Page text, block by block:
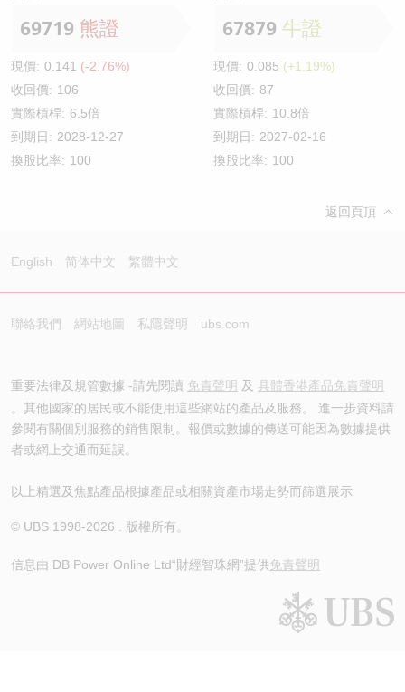
69719 熊證
現價: 0.141 (-2.76%)
收回價: 106
實際槓桿: 6.5倍
到期日: 2028-12-27
換股比率: 100
67879 牛證
現價: 0.085 (+1.19%)
收回價: 87
實際槓桿: 10.8倍
到期日: 2027-02-16
換股比率: 100
返回頁頂
English 简体中文 繁體中文
聯絡我們 網站地圖 私隱聲明 ubs.com
重要法律及規管數據 -請先閱讀 免責聲明 及 具體香港產品免責聲明
。其他國家的居民或不能使用這些網站的產品及服務。 進一步資料請
參閱有關個別服務的銷售限制。報價或數據的傳送可能因為數據提供
者或網上交通而延誤。
以上精選及焦點產品根據產品或相關資產市場走勢而篩選展示
© UBS 1998-2026 . 版權所有。
信息由 DB Power Online Ltd“財經智珠網”提供免責聲明